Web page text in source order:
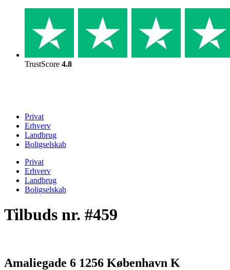
TrustScore 4.8
Privat
Erhverv
Landbrug
Boligselskab
Privat
Erhverv
Landbrug
Boligselskab
Tilbuds nr. #459
Amaliegade 6 1256 København K